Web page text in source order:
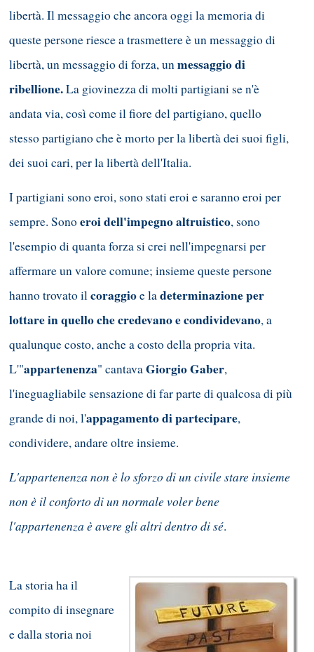
libertà. Il messaggio che ancora oggi la memoria di
queste persone riesce a trasmettere è un messaggio di
libertà, un messaggio di forza, unmessaggio di
ribellione.La giovinezza di molti partigiani se n'è
andata via, così come il fiore del partigiano, quello
stesso partigiano che è morto per la libertà dei suoi figli,
dei suoi cari, per la libertà dell'Italia.
I partigiani sono eroi, sono stati eroi e saranno eroi per
sempre. Sonoeroi dell'impegno altruistico, sono
l'esempio di quanta forza si crei nell'impegnarsi per
affermare un valore comune; insieme queste persone
hanno trovato ilcoraggioe ladeterminazioneper
lottare in quello che credevano e condividevano, a
qualunque costo, anche a costo della propria vita.
L'"appartenenza" cantavaGiorgio Gaber,
l'ineguagliabile sensazione di far parte di qualcosa di più
grande di noi, l'appagamento di partecipare,
condividere, andare oltre insieme.
L'appartenenza non è lo sforzo di un civile stare insieme
non è il conforto di un normale voler bene
l'appartenenza è avere gli altri dentro di sé.
La storia ha il
compito di insegnare
e dalla storia noi